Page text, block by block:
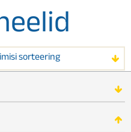
sorteering